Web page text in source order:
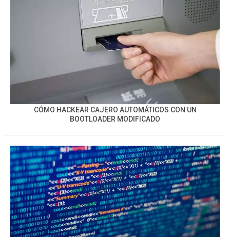
CÓMO HACKEAR CAJERO AUTOMÁTICOS CON UN
BOOTLOADER MODIFICADO